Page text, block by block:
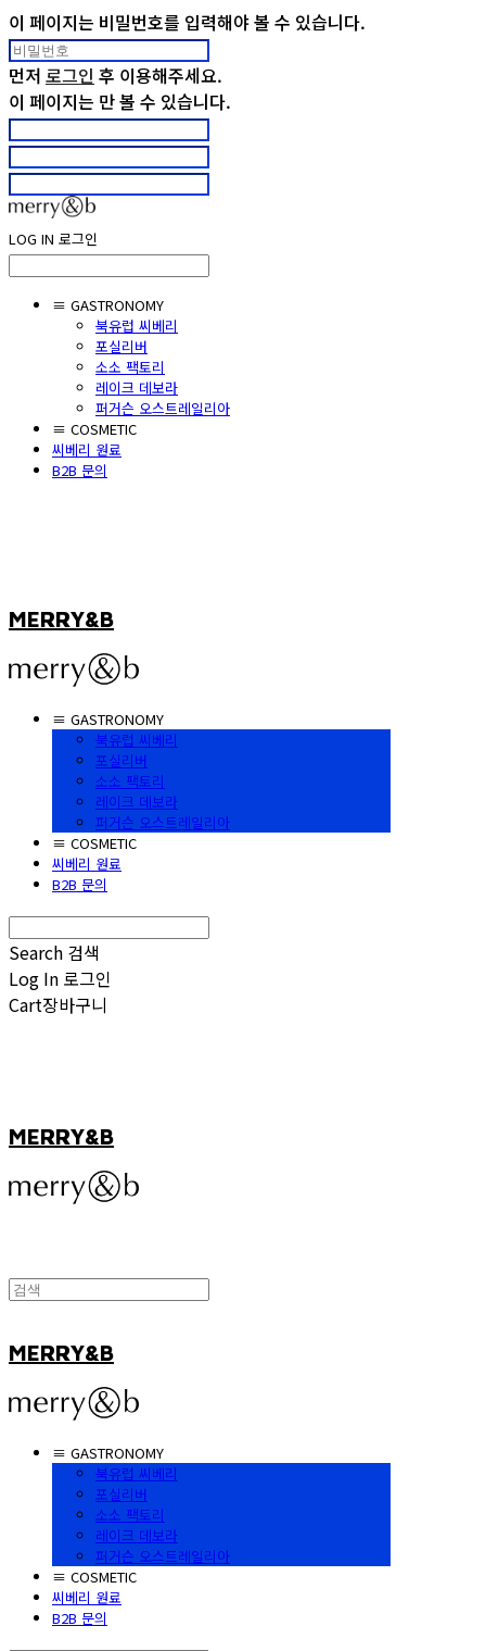
이 페이지는 비밀번호를 입력해야 볼 수 있습니다.
먼저 로그인 후 이용해주세요.
이 페이지는 만 볼 수 있습니다.
LOG IN 로그인
≡ GASTRONOMY
북유럽 씨베리
포실리버
소소 팩토리
레이크 데보라
퍼거슨 오스트레일리아
≡ COSMETIC
씨베리 원료
B2B 문의
MERRY&B
≡ GASTRONOMY
북유럽 씨베리
포실리버
소소 팩토리
레이크 데보라
퍼거슨 오스트레일리아
≡ COSMETIC
씨베리 원료
B2B 문의
Search 검색
Log In 로그인
Cart장바구니
MERRY&B
MERRY&B
≡ GASTRONOMY
북유럽 씨베리
포실리버
소소 팩토리
레이크 데보라
퍼거슨 오스트레일리아
≡ COSMETIC
씨베리 원료
B2B 문의